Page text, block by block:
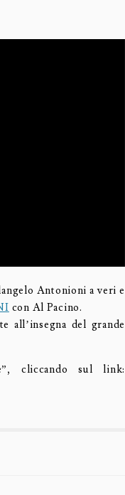
Antonioni a veri e
con Al Pacino.
all’insegna del grande
cliccando sul link: